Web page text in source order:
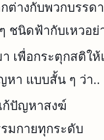
ต่างกับพวกบรร
ๆ ชนิดฟ้ากับเหวอ
เพื่อกระตุกสติใ
หา แบบสั้น ๆ ว่า..
ก้ปัญหาสงฆ์
มกายทุกระดับ